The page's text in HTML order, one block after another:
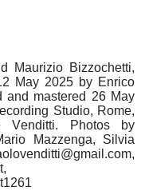
Maurizio Bizzochetti,
May 2025 by Enrico
and mastered 26 May
Studio, Rome,
Venditti. Photos by
Mazzenga, Silvia